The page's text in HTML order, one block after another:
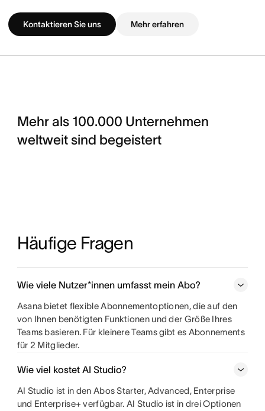
Kontaktieren Sie uns Mehr erfahren
Mehr als 100.000 Unternehmen
weltweit sind begeistert
Häufige Fragen
Wie viele Nutzer*innen umfasst mein Abo?
Asana bietet flexible Abonnementoptionen, die auf den
von Ihnen benötigten Funktionen und der Größe Ihres
Teams basieren. Für kleinere Teams gibt es Abonnements
für 2 Mitglieder.
Wie viel kostet AI Studio?
AI Studio ist in den Abos Starter, Advanced, Enterprise
und Enterprise+ verfügbar. AI Studio ist in drei Optionen